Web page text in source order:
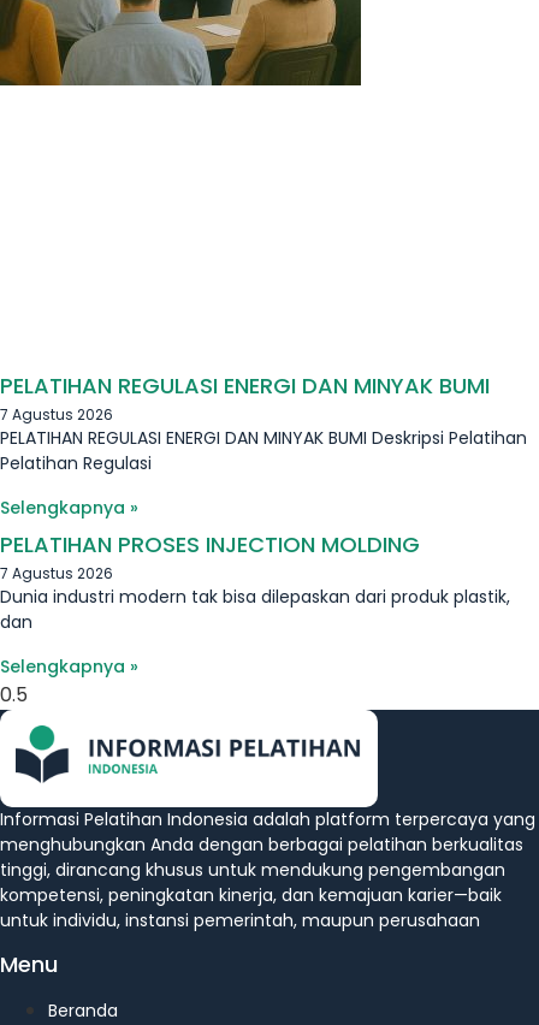
PELATIHAN REGULASI ENERGI DAN MINYAK BUMI
7 Agustus 2026
PELATIHAN REGULASI ENERGI DAN MINYAK BUMI Deskripsi Pelatihan
Pelatihan Regulasi
Selengkapnya »
PELATIHAN PROSES INJECTION MOLDING
7 Agustus 2026
Dunia industri modern tak bisa dilepaskan dari produk plastik,
dan
Selengkapnya »
Informasi Pelatihan Indonesia adalah platform terpercaya yang
menghubungkan Anda dengan berbagai pelatihan berkualitas
tinggi, dirancang khusus untuk mendukung pengembangan
kompetensi, peningkatan kinerja, dan kemajuan karier—baik
untuk individu, instansi pemerintah, maupun perusahaan
Menu
Beranda